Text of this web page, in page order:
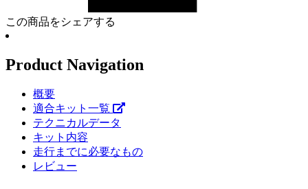
この商品をシェアする
Product Navigation
概要
適合キット一覧
テクニカルデータ
キット内容
走行までに必要なもの
レビュー